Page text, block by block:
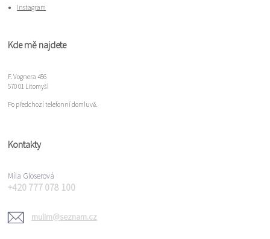
Instagram
Kde mě najdete
F. Vognera 456
570 01 Litomyšl
Po předchozí telefonní domluvě.
Kontakty
Míla Gloserová
+420 777 078 100
mulim@seznam.cz